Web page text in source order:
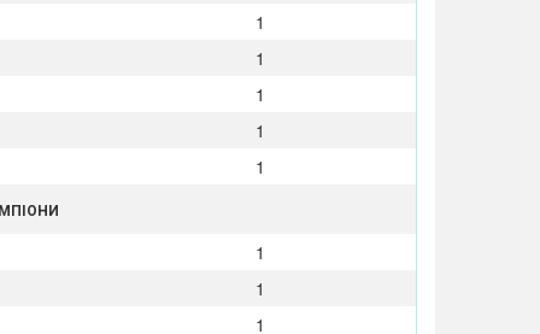
1
1
1
1
1
1
1
1